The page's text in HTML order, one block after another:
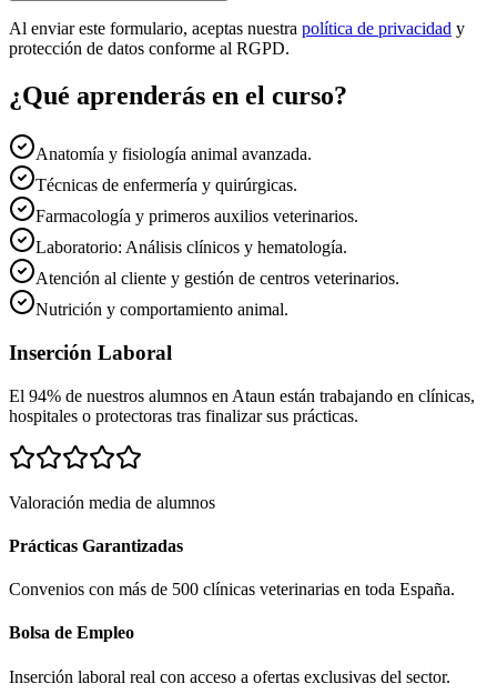
Al enviar este formulario, aceptas nuestra política de privacidad y
protección de datos conforme al RGPD.
¿Qué aprenderás en el curso?
Anatomía y fisiología animal avanzada.
Técnicas de enfermería y quirúrgicas.
Farmacología y primeros auxilios veterinarios.
Laboratorio: Análisis clínicos y hematología.
Atención al cliente y gestión de centros veterinarios.
Nutrición y comportamiento animal.
Inserción Laboral
El 94% de nuestros alumnos en Ataun están trabajando en clínicas,
hospitales o protectoras tras finalizar sus prácticas.
Valoración media de alumnos
Prácticas Garantizadas
Convenios con más de 500 clínicas veterinarias en toda España.
Bolsa de Empleo
Inserción laboral real con acceso a ofertas exclusivas del sector.